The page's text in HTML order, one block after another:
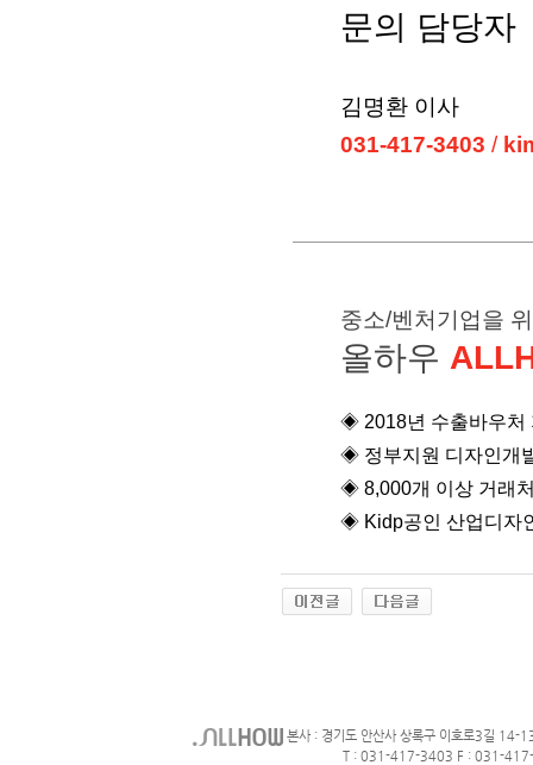
문의 담당자
김명환 이사
031-417-3403 /
중소/벤처기업을
올하우
◈ 2018년 수출바우처
◈ 정부지원 디자인개
◈ 8,000개 이상 거래
◈ Kidp공인 산업디자
본사 : 경기도 안산사 상록구 이호로3길 14-
T : 031-417-3403 F : 031-